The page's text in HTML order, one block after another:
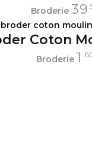
Broderie 39
Coton
Broderie 1